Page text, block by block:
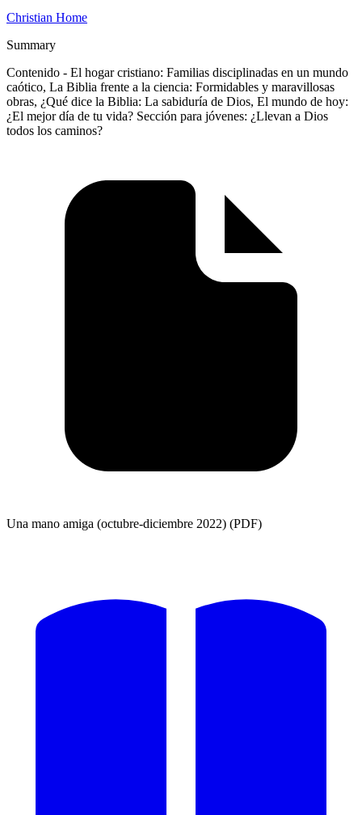
Christian Home
Summary
Contenido - El hogar cristiano: Familias disciplinadas en un mundo
caótico, La Biblia frente a la ciencia: Formidables y maravillosas
obras, ¿Qué dice la Biblia: La sabiduría de Dios, El mundo de hoy:
¿El mejor día de tu vida? Sección para jóvenes: ¿Llevan a Dios
todos los caminos?
Una mano amiga (octubre-diciembre 2022) (PDF)